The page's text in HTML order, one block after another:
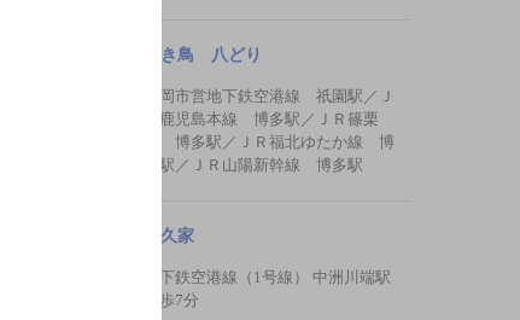
焼き鳥 八どり
福岡市営地下鉄空港線 祇園駅／Ｊ
Ｒ鹿児島本線 博多駅／ＪＲ篠栗
線 博多駅／ＪＲ福北ゆたか線 博
多駅／ＪＲ山陽新幹線 博多駅
喜久家
地下鉄空港線（1号線） 中洲川端駅
徒歩7分